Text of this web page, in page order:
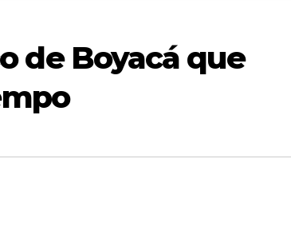
de Boyacá que